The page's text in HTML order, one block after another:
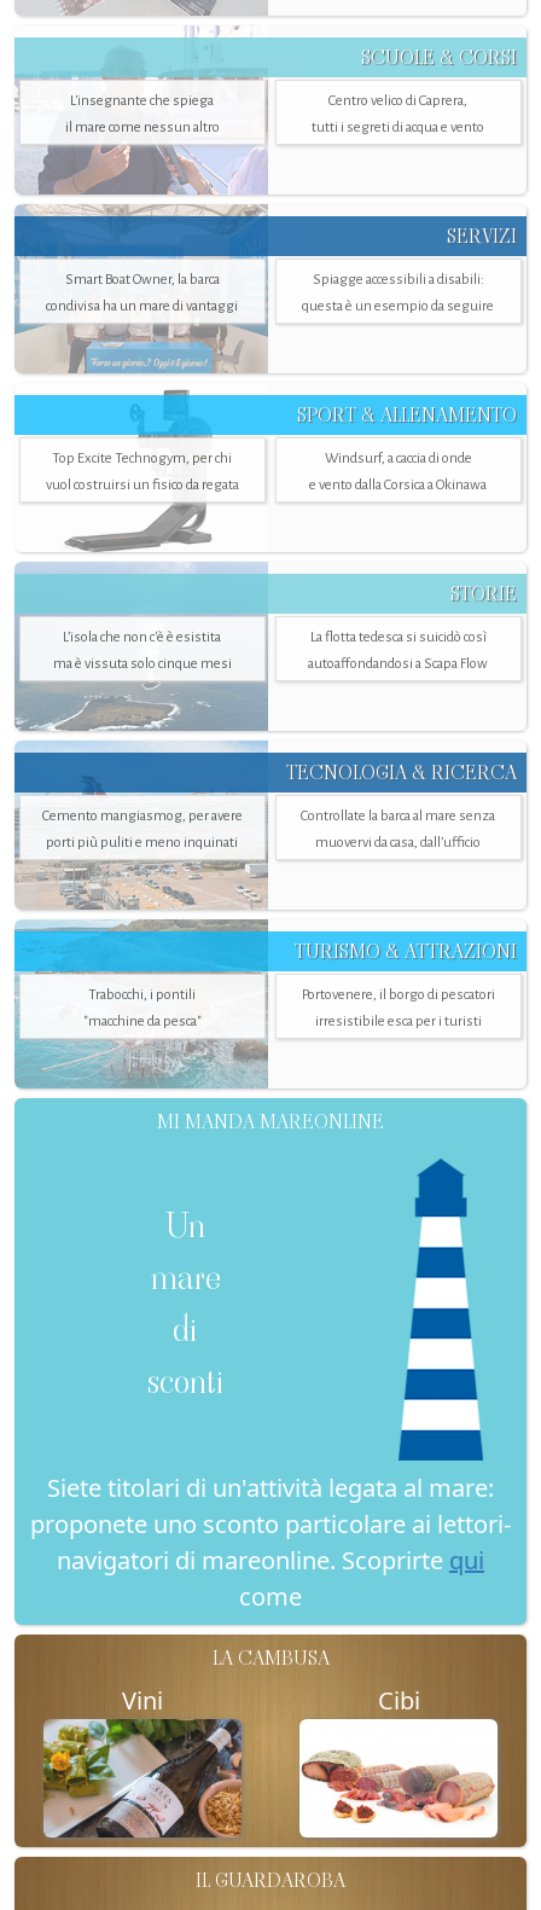
SCUOLE & CORSI
L'insegnante che spiega
il mare come nessun altro
Centro velico di Caprera,
tutti i segreti di acqua e vento
SERVIZI
Smart Boat Owner, la barca
condivisa ha un mare di vantaggi
Spiagge accessibili a disabili:
questa è un esempio da seguire
SPORT & ALLENAMENTO
Top Excite Technogym, per chi
vuol costruirsi un fisico da regata
Windsurf, a caccia di onde
e vento dalla Corsica a Okinawa
STORIE
L’isola che non c'è è esistita
ma è vissuta solo cinque mesi
La flotta tedesca si suicidò così
autoaffondandosi a Scapa Flow
TECNOLOGIA & RICERCA
Cemento mangiasmog, per avere
porti più puliti e meno inquinati
Controllate la barca al mare senza
muovervi da casa, dall’ufficio
TURISMO & ATTRAZIONI
Trabocchi, i pontili
"macchine da pesca"
Portovenere, il borgo di pescatori
irresistibile esca per i turisti
MI MANDA MAREONLINE
Un
mare
di
sconti
Siete titolari di un'attività legata al mare:
proponete uno sconto particolare ai lettori-
navigatori di mareonline. Scoprirte qui
come
LA CAMBUSA
Vini Cibi
IL GUARDAROBA